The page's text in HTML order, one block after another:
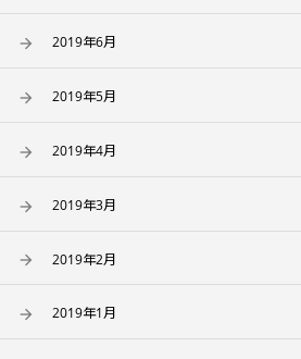
2019年6月
2019年5月
2019年4月
2019年3月
2019年2月
2019年1月